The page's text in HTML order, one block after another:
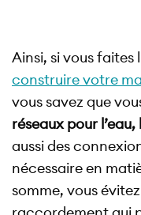
Ainsi, si vous faites
construire votre
vous savez que
réseaux pour
aussi des
nécessaire en
somme, vous